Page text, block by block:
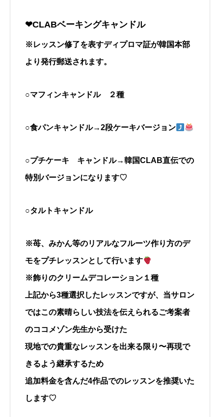
❤︎CLABベーキングキャンドル
※レッスン修了を表すディプロマ証が韓国本部
より発行郵送されます。
○マフィンキャンドル ２種
○食パンキャンドル→2段ケーキバージョン
○プチケーキ キャンドル→韓国CLAB直伝での
特別バージョンになります♡
○タルトキャンドル
※苺、みかん等のリアルなフルーツ作り方のデ
モをプチレッスンとして行います
※飾りのクリームデコレーション１種
上記から3種選択したレッスンですが、当サロン
ではこの素晴らしい技法を伝えられるご考案者
のココメゾン先生から受けた
現地での貴重なレッスンを出来る限り〜再現で
きるよう継承するため
追加料金を含んだ4作品でのレッスンを推奨いた
します♡